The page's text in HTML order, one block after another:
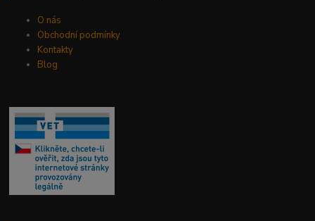
O nás
Obchodní podmínky
Kontakty
Blog